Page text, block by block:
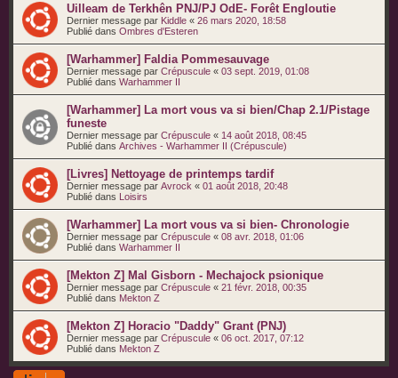
Uilleam de Terkhên PNJ/PJ OdE- Forêt Engloutie
Dernier message par Kiddle « 26 mars 2020, 18:58
Publié dans Ombres d'Esteren
[Warhammer] Faldia Pommesauvage
Dernier message par Crépuscule « 03 sept. 2019, 01:08
Publié dans Warhammer II
[Warhammer] La mort vous va si bien/Chap 2.1/Pistage
funeste
Dernier message par Crépuscule « 14 août 2018, 08:45
Publié dans Archives - Warhammer II (Crépuscule)
[Livres] Nettoyage de printemps tardif
Dernier message par Avrock « 01 août 2018, 20:48
Publié dans Loisirs
[Warhammer] La mort vous va si bien- Chronologie
Dernier message par Crépuscule « 08 avr. 2018, 01:06
Publié dans Warhammer II
[Mekton Z] Mal Gisborn - Mechajock psionique
Dernier message par Crépuscule « 21 févr. 2018, 00:35
Publié dans Mekton Z
[Mekton Z] Horacio "Daddy" Grant (PNJ)
Dernier message par Crépuscule « 06 oct. 2017, 07:12
Publié dans Mekton Z